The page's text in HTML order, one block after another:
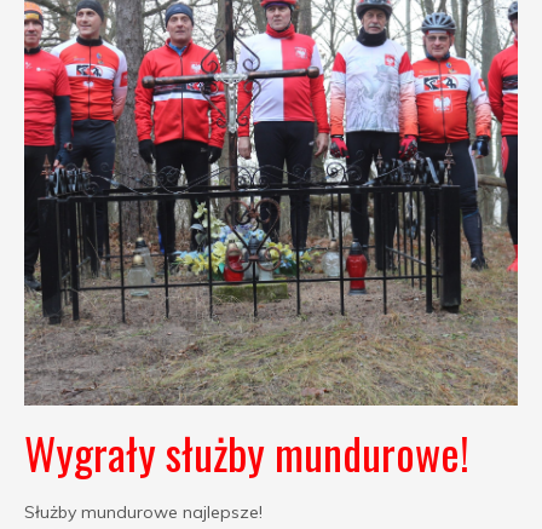
Wygrały służby mundurowe!
Służby mundurowe najlepsze!